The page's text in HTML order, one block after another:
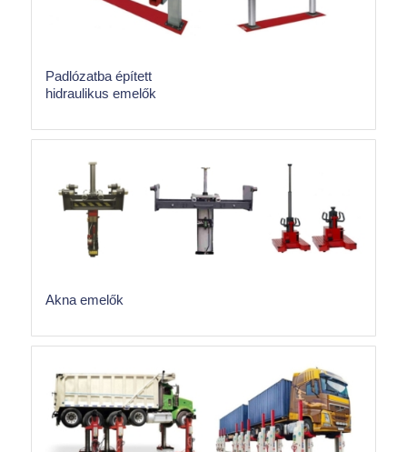
Padlózatba épített
hidraulikus emelők
Akna emelők